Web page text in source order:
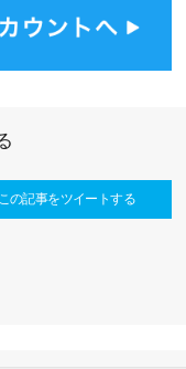
この記事をツイートする